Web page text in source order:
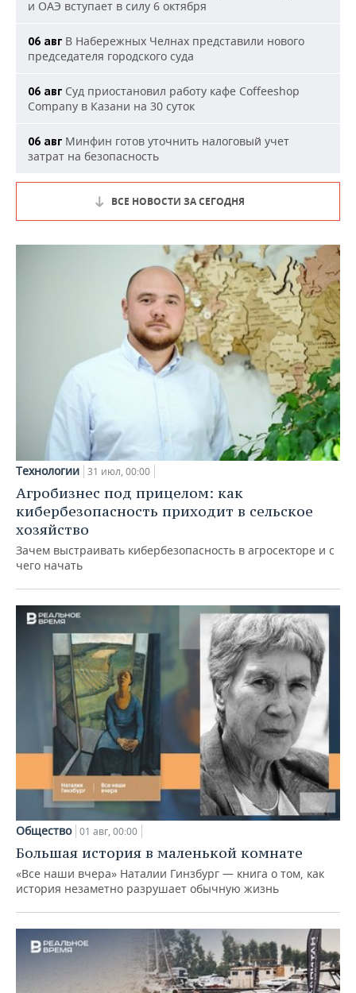
и ОАЭ вступает в силу 6 октября
06 авг В Набережных Челнах представили нового
председателя городского суда
06 авг Суд приостановил работу кафе Coffeeshop
Company в Казани на 30 суток
06 авг Минфин готов уточнить налоговый учет
затрат на безопасность
ВСЕ НОВОСТИ ЗА СЕГОДНЯ
Технологии 31 июл, 00:00
Агробизнес под прицелом: как
кибербезопасность приходит в сельское
хозяйство
Зачем выстраивать кибербезопасность в агросекторе и с
чего начать
Общество 01 авг, 00:00
Большая история в маленькой комнате
«Все наши вчера» Наталии Гинзбург — книга о том, как
история незаметно разрушает обычную жизнь